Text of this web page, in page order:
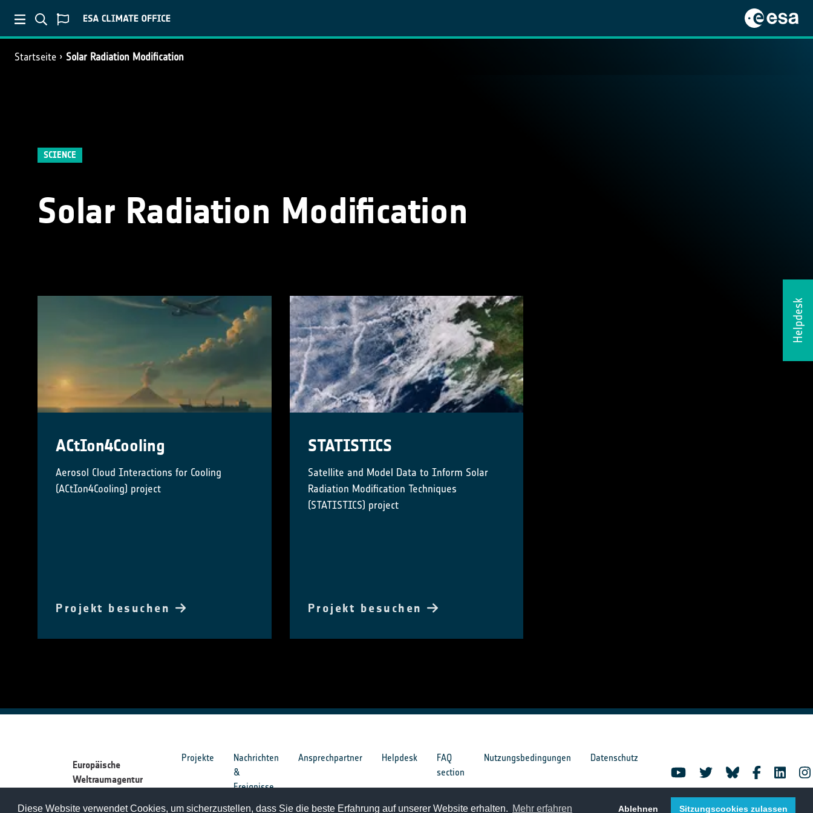
Diese Website verwendet Cookies, um sicherzustellen, dass Sie die beste Erfahrung auf unserer Website erhalten. Mehr erfahren Ablehnen Sitzungscookies zulassen
Startseite Solar Radiation Modification
Helpdesk
SCIENCE
Solar Radiation Modification
ACtIon4Cooling
Aerosol Cloud Interactions for Cooling
(ACtIon4Cooling) project
Projekt besuchen
STATISTICS
Satellite and Model Data to Inform Solar
Radiation Modification Techniques
(STATISTICS) project
Projekt besuchen
Europäische
Weltraumagentur
Projekte
Nachrichten
&
Ereignisse
Ansprechpartner Helpdesk
FAQ
section
Nutzungsbedingungen Datenschutz